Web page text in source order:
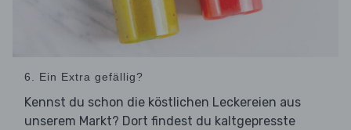
6. Ein Extra gefällig?
Kennst du schon die köstlichen Leckereien aus
unserem Markt? Dort findest du kaltgepresste